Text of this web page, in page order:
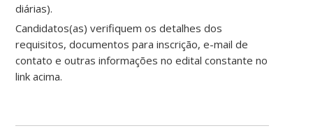
diárias).
Candidatos(as) verifiquem os detalhes dos
requisitos, documentos para inscrição, e-mail de
contato e outras informações no edital constante no
link acima.